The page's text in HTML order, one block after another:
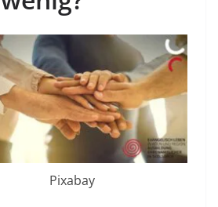
Pixabay